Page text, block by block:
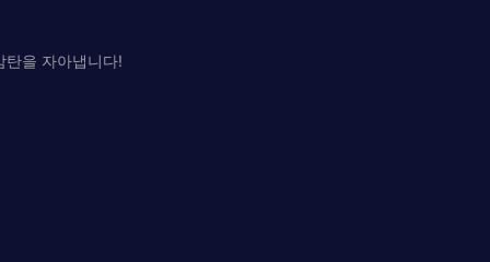
탄을 자아냅니다!